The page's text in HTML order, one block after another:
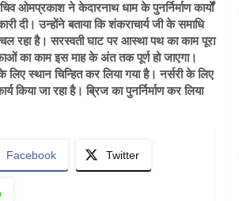
ओमप्रकाश ने केदारनाथ धाम के पुनर्निर्माण कार्यों
दी। उन्होंने बताया कि शंकराचार्य जी के समाधि
रहा है। सरस्वती घाट पर आस्था पथ का काम पूरा
का काम इस माह के अंत तक पूर्ण हो जाएगा।
लिए स्थान चिन्हित कर लिया गया है। नर्सरी के लिए
किया जा रहा है। ब्रिज का पुनर्निर्माण कर लिया
Facebook Twitter